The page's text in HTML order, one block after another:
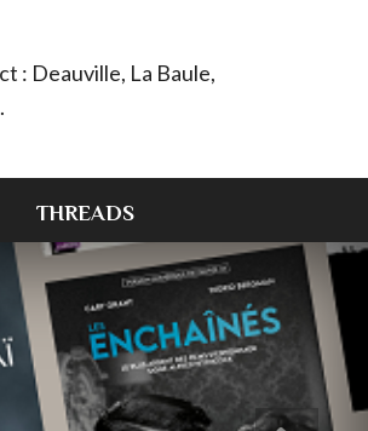
: Deauville, La Baule,
THREADS